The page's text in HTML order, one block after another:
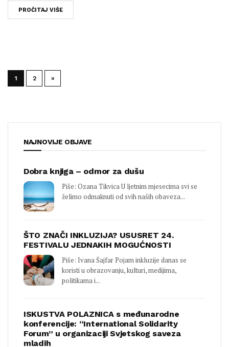
PROČITAJ VIŠE
1 2 »
NAJNOVIJE OBJAVE
Dobra knjiga – odmor za dušu
Piše: Ozana Tikvica U ljetnim mjesecima svi se
želimo odmaknuti od svih naših obaveza...
ŠTO ZNAČI INKLUZIJA? USUSRET 24.
FESTIVALU JEDNAKIH MOGUĆNOSTI
Piše: Ivana Šajfar Pojam inkluzije danas se
koristi u obrazovanju, kulturi, medijima,
politikama i...
ISKUSTVA POLAZNICA s međunarodne
konferencije: “International Solidarity
Forum” u organizaciji Svjetskog saveza
mladih